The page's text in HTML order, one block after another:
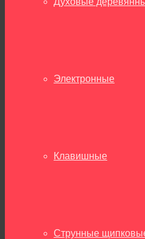
Электронные
Клавишные
Струнные